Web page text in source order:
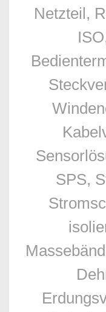
Netzteil,
SPS,